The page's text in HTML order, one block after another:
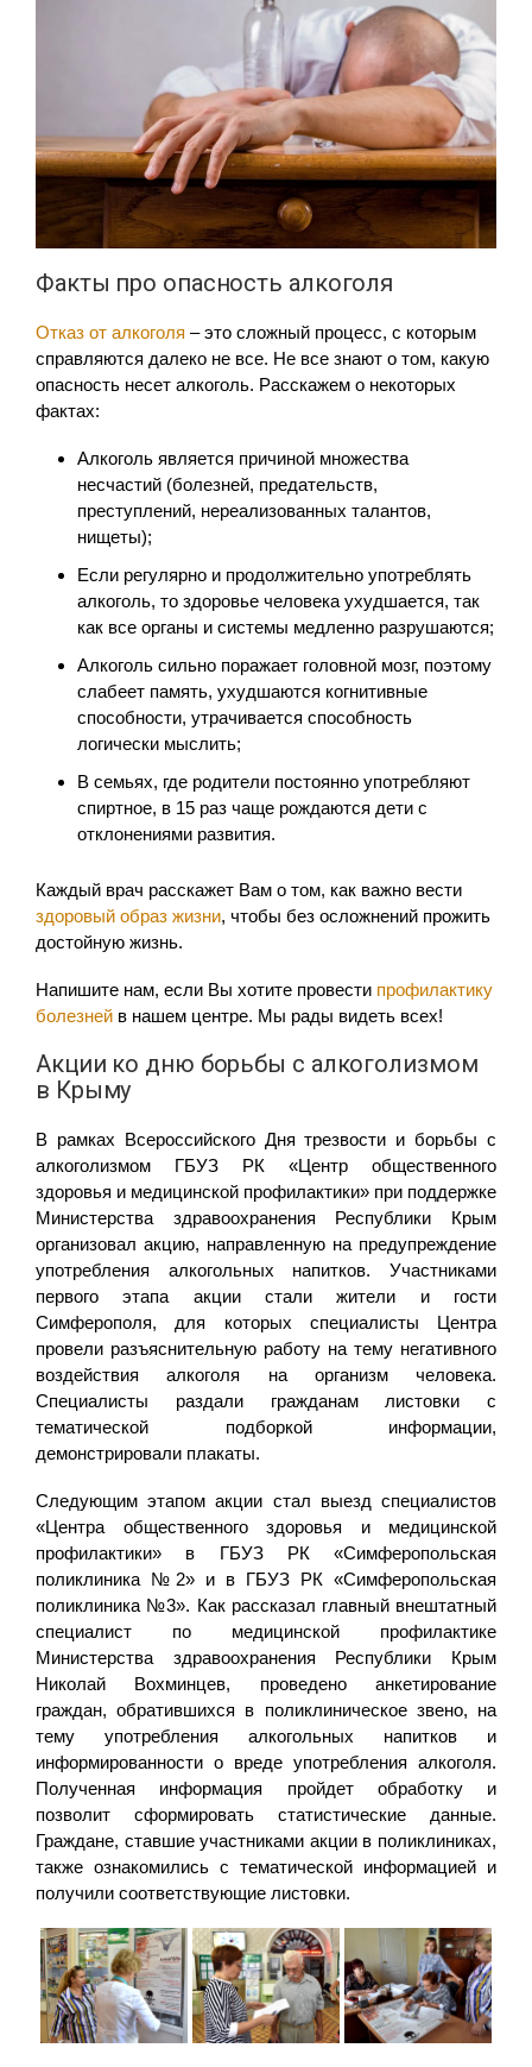
Факты про опасность алкоголя
Отказ от алкоголя – это сложный процесс, с которым
справляются далеко не все. Не все знают о том, какую
опасность несет алкоголь. Расскажем о некоторых
фактах:
Алкоголь является причиной множества
несчастий (болезней, предательств,
преступлений, нереализованных талантов,
нищеты);
Если регулярно и продолжительно употреблять
алкоголь, то здоровье человека ухудшается, так
как все органы и системы медленно разрушаются;
Алкоголь сильно поражает головной мозг, поэтому
слабеет память, ухудшаются когнитивные
способности, утрачивается способность
логически мыслить;
В семьях, где родители постоянно употребляют
спиртное, в 15 раз чаще рождаются дети с
отклонениями развития.
Каждый врач расскажет Вам о том, как важно вести
здоровый образ жизни, чтобы без осложнений прожить
достойную жизнь.
Напишите нам, если Вы хотите провести профилактику
болезней в нашем центре. Мы рады видеть всех!
Акции ко дню борьбы с алкоголизмом
в Крыму
В рамках Всероссийского Дня трезвости и борьбы с
алкоголизмом ГБУЗ РК «Центр общественного
здоровья и медицинской профилактики» при поддержке
Министерства здравоохранения Республики Крым
организовал акцию, направленную на предупреждение
употребления алкогольных напитков. Участниками
первого этапа акции стали жители и гости
Симферополя, для которых специалисты Центра
провели разъяснительную работу на тему негативного
воздействия алкоголя на организм человека.
Специалисты раздали гражданам листовки с
тематической подборкой информации,
демонстрировали плакаты.
Следующим этапом акции стал выезд специалистов
«Центра общественного здоровья и медицинской
профилактики» в ГБУЗ РК «Симферопольская
поликлиника №2» и в ГБУЗ РК «Симферопольская
поликлиника №3». Как рассказал главный внештатный
специалист по медицинской профилактике
Министерства здравоохранения Республики Крым
Николай Вохминцев, проведено анкетирование
граждан, обратившихся в поликлиническое звено, на
тему употребления алкогольных напитков и
информированности о вреде употребления алкоголя.
Полученная информация пройдет обработку и
позволит сформировать статистические данные.
Граждане, ставшие участниками акции в поликлиниках,
также ознакомились с тематической информацией и
получили соответствующие листовки.